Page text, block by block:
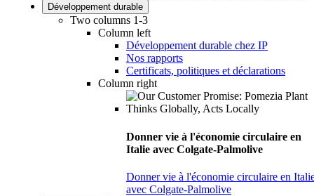
Développement durable
Two columns 1-3
Column left
Développement durable chez IP
Nos rapports
Certificats, politiques et déclarations
Column right
Donner vie à l'économie circulaire en
Italie avec Colgate-Palmolive
Donner vie à l'économie circulaire en
avec Colgate-Palmolive